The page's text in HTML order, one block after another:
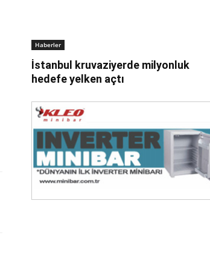
Haberler
İstanbul kruvaziyerde milyonluk
hedefe yelken açtı